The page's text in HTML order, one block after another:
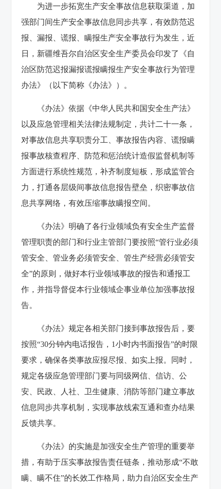
为进一步拓宽生产安全事故信息获取渠道，加
强部门间生产安全事故信息同步共享，有效防范迟
报、漏报、谎报、瞒报生产安全事故行为发生，近
日，新疆维吾尔自治区安全生产委员会印发了《自
治区防范迟报漏报谎报瞒报生产安全事故行为管理
办法》（以下简称《办法》）。
《办法》依据《中华人民共和国安全生产法》
以及应急管理相关法律法规制定，共计二十一条，
对事故信息共享职责分工、事故报告内容、谎报瞒
报事故核查程序、防范和惩治统计造假监督机制等
方面进行系统性规范，补齐制度短板，形成监管合
力，打通各层级间事故信息报告壁垒，织密事故信
息共享网络，有效压缩事故瞒报空间。
《办法》明确了各行业领域负有安全生产监督
管理职责的部门和行业主管部门要按照“管行业必须
管安全、管业务必须管安全、管生产经营必须管安
全”的原则，做好本行业领域事故的报告和通报工
作，并指导督促本行业领域企事业单位加强事故报
告。
《办法》规定各相关部门接到事故报告后，要
按照“30分钟内电话报告，1小时内书面报告”的时限
要求，确保各类事故应报尽报、如实上报。同时，
规定各级应急管理部门要与同级网信、信访、公
安、民政、人社、卫生健康、消防等部门建立事故
信息同步共享机制，实现事故线索互通和查办结果
反馈共享。
《办法》的实施是加强安全生产管理的重要举
措，有助于压实事故报告责任链条，推动形成“不敢
瞒、瞒不住”的长效工作格局，助力自治区安全生产